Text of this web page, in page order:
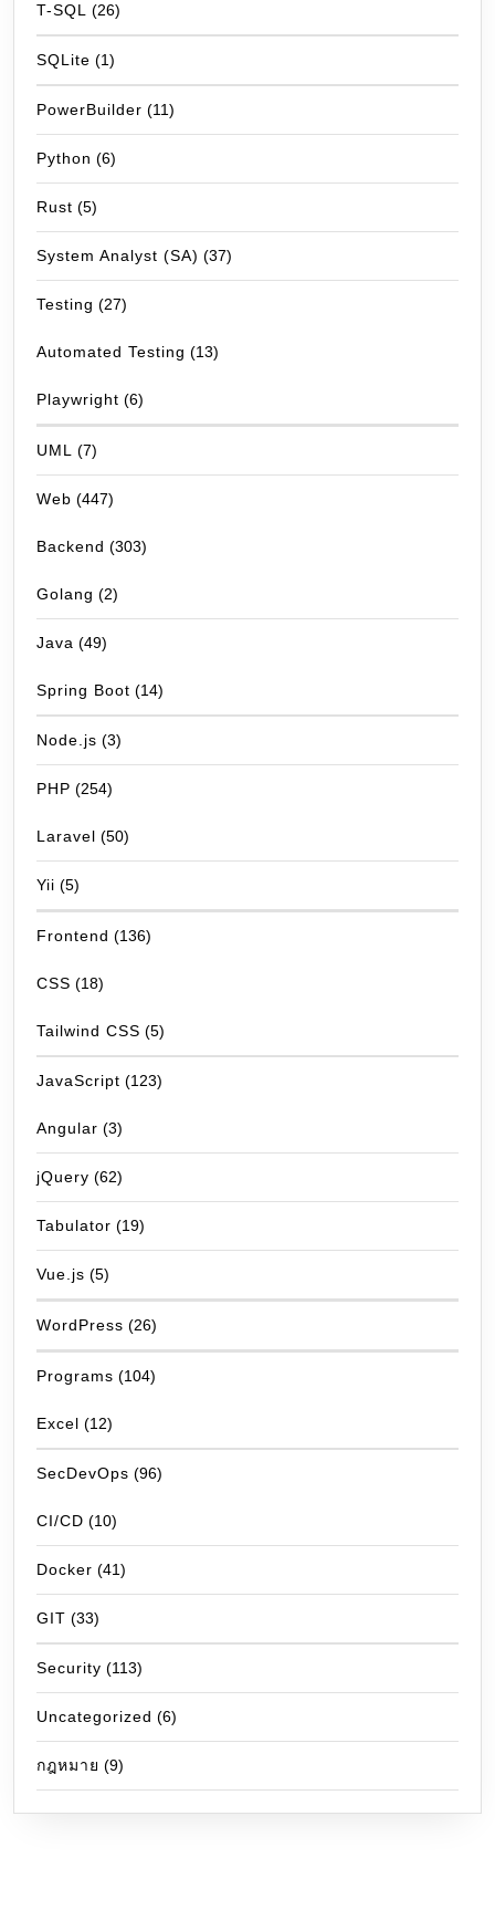
T-SQL (26)
SQLite (1)
PowerBuilder (11)
Python (6)
Rust (5)
System Analyst (SA) (37)
Testing (27)
Automated Testing (13)
Playwright (6)
UML (7)
Web (447)
Backend (303)
Golang (2)
Java (49)
Spring Boot (14)
Node.js (3)
PHP (254)
Laravel (50)
Yii (5)
Frontend (136)
CSS (18)
Tailwind CSS (5)
JavaScript (123)
Angular (3)
jQuery (62)
Tabulator (19)
Vue.js (5)
WordPress (26)
Programs (104)
Excel (12)
SecDevOps (96)
CI/CD (10)
Docker (41)
GIT (33)
Security (113)
Uncategorized (6)
กฎหมาย (9)